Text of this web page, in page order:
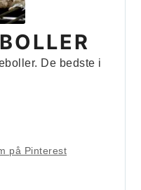
De bedste i
på Pinterest